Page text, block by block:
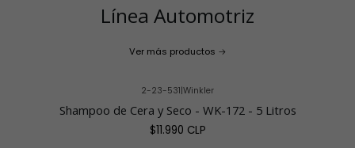
Línea Automotriz
Ver más productos
2-23-531|Winkler
Shampoo de Cera y Seco - WK-172 - 5 Litros
$11.990 CLP